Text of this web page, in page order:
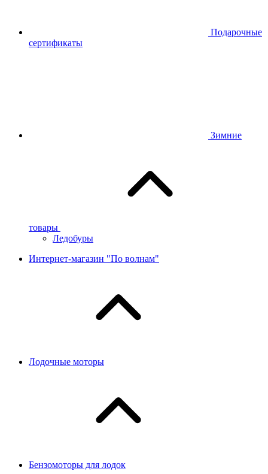
Подарочные
сертификаты
Зимние
товары
Ледобуры
Интернет-магазин "По волнам"
Лодочные моторы
Бензомоторы для лодок